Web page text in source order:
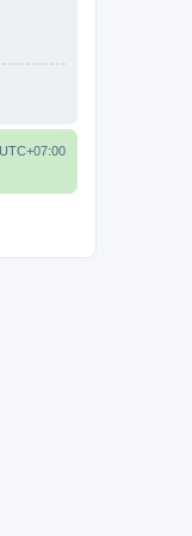
UTC+07:00